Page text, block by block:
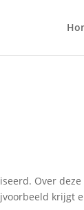
Over deze
krijgt